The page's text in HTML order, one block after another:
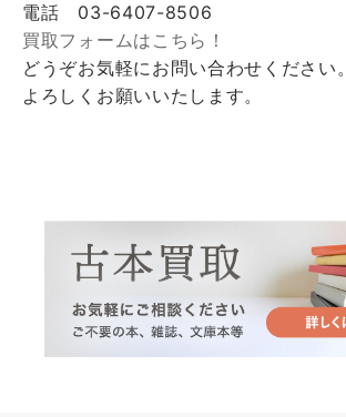
電話 03-6407-8506
買取フォームはこちら！
どうぞお気軽にお問い合わせください。
よろしくお願いいたします。